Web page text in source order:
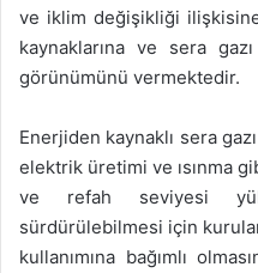
ve iklim değişikliği
kaynaklarına ve sera
görünümünü vermektedir.
Enerjiden kaynaklı sera
elektrik üretimi ve ısınma
ve refah seviyesi
sürdürülebilmesi için
kullanımına bağımlı